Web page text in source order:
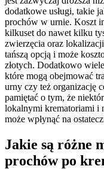
dodatkowe usługi, takie
prochów w urnie. Koszt
kilkuset do nawet kilku
zwierzęcia oraz
tańszą opcją i może
złotych. Dodatkowo
które mogą obejmować
urny czy też organizację
pamiętać o tym, że
lokalnymi krematoriami i
może wpłynąć na
Jakie są różne
prochów po